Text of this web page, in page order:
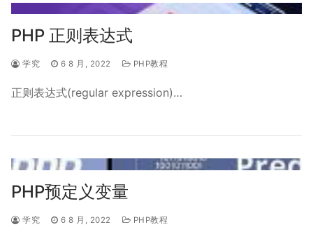
PHP 正则表达式
学究 6 8 月, 2022 PHP教程
正则表达式(regular expression)…
PHP预定义变量
学究 6 8 月, 2022 PHP教程